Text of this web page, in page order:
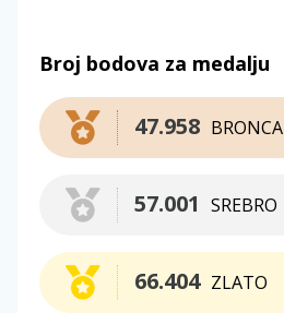
Broj bodova za medalju
BRONCA
47.958
SREBRO
57.001
ZLATO
66.404